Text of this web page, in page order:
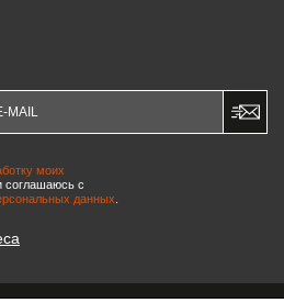
моих
соглашаюсь c
данных